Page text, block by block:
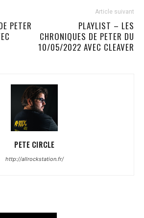
PETER
Article suivant
PLAYLIST – LES
CHRONIQUES DE PETER DU
10/05/2022 AVEC CLEAVER
PETE CIRCLE
http://allrockstation.fr/